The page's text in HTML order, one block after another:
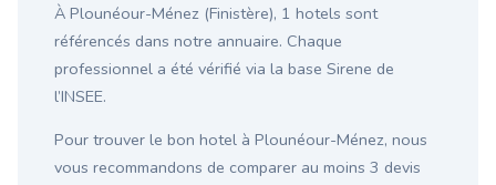
À Plounéour-Ménez (Finistère), 1 hotels sont
référencés dans notre annuaire. Chaque
professionnel a été vérifié via la base Sirene de
l’INSEE.
Pour trouver le bon hotel à Plounéour-Ménez, nous
vous recommandons de comparer au moins 3 devis